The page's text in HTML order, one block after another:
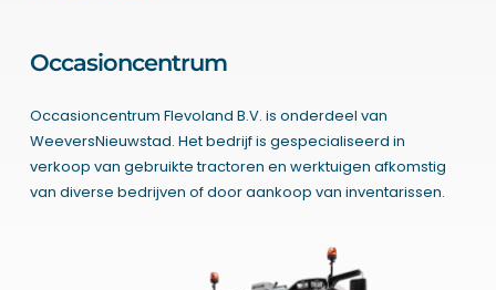
Occasioncentrum
Occasioncentrum Flevoland B.V. is onderdeel van
WeeversNieuwstad. Het bedrijf is gespecialiseerd in
verkoop van gebruikte tractoren en werktuigen afkomstig
van diverse bedrijven of door aankoop van inventarissen.